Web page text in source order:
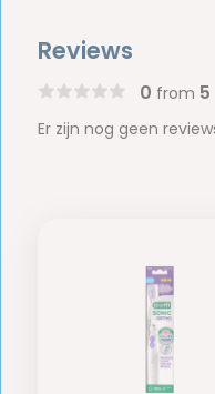
Reviews
0 from 5
Er zijn nog geen